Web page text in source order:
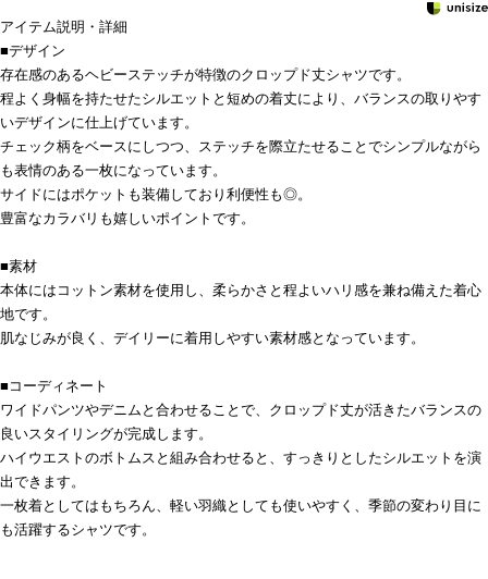
アイテム説明・詳細
■デザイン
存在感のあるヘビーステッチが特徴のクロップド丈シャツです。
程よく身幅を持たせたシルエットと短めの着丈により、バランスの取りやす
いデザインに仕上げています。
チェック柄をベースにしつつ、ステッチを際立たせることでシンプルながら
も表情のある一枚になっています。
サイドにはポケットも装備しており利便性も◎。
豊富なカラバリも嬉しいポイントです。
■素材
本体にはコットン素材を使用し、柔らかさと程よいハリ感を兼ね備えた着心
地です。
肌なじみが良く、デイリーに着用しやすい素材感となっています。
■コーディネート
ワイドパンツやデニムと合わせることで、クロップド丈が活きたバランスの
良いスタイリングが完成します。
ハイウエストのボトムスと組み合わせると、すっきりとしたシルエットを演
出できます。
一枚着としてはもちろん、軽い羽織としても使いやすく、季節の変わり目に
も活躍するシャツです。